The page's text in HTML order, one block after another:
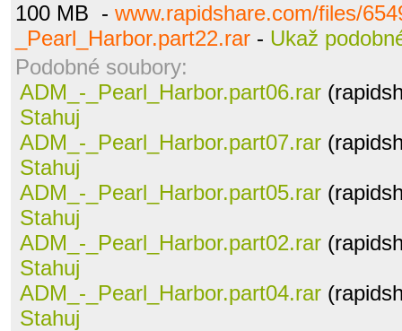
100 MB - www.rapidshare.com/files/
_Pearl_Harbor.part22.rar - Ukaž
Podobné soubory:
ADM_-_Pearl_Harbor.part06.rar
Stahuj
ADM_-_Pearl_Harbor.part07.rar
Stahuj
ADM_-_Pearl_Harbor.part05.rar
Stahuj
ADM_-_Pearl_Harbor.part02.rar
Stahuj
ADM_-_Pearl_Harbor.part04.rar
Stahuj